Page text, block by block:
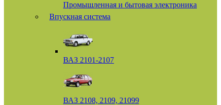
Промышленная и бытовая электроника
Впускная система
ВАЗ 2101-2107
ВАЗ 2108, 2109, 21099